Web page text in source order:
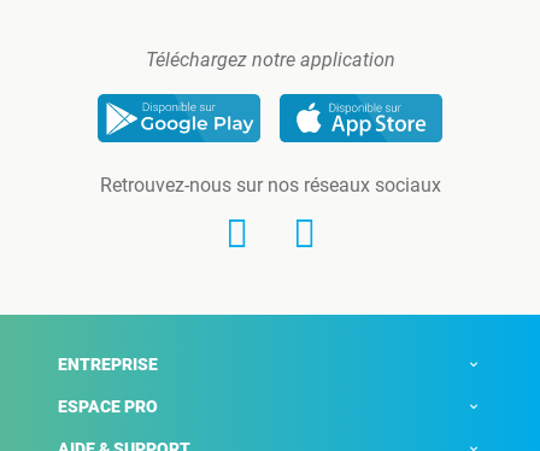
Téléchargez notre application
Retrouvez-nous sur nos réseaux sociaux
ENTREPRISE
ESPACE PRO